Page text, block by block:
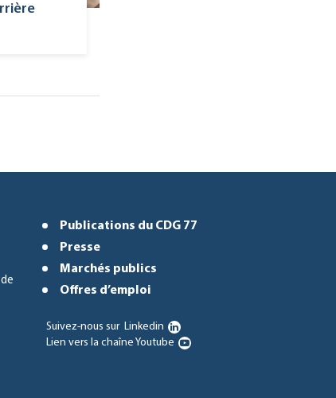
Publications du CDG 77
Presse
Marchés publics
Offres d’emploi
Suivez-nous sur Linkedin
Lien vers la chaîne Youtube